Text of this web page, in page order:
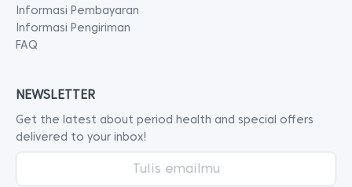
Informasi Pembayaran
Informasi Pengiriman
FAQ
NEWSLETTER
Get the latest about period health and special offers
delivered to your inbox!